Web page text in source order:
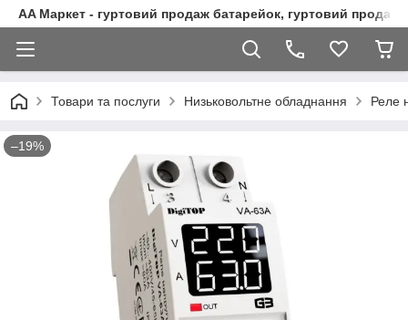
AA Маркет - гуртовий продаж батарейок, гуртовий продаж
Товари та послуги Низьковольтне обладнання Реле
–19%